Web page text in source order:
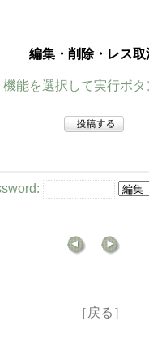
編集・削除・レス取
能を選択して実行ボタ
［戻る］